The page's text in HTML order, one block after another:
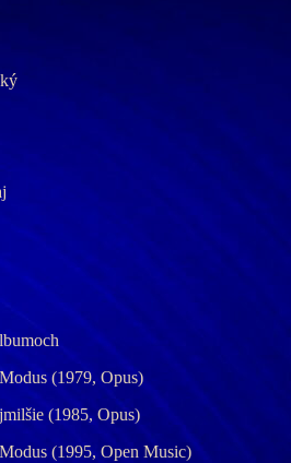
(1979, Opus)
(1985, Opus)
(1995, Open Music)